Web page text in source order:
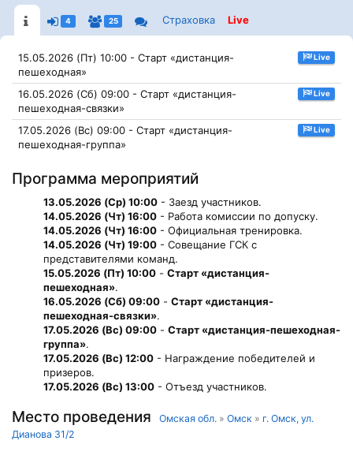
4 25 Страховка Live
15.05.2026 (Пт) 10:00 - Старт «дистанция-
пешеходная»
Live
16.05.2026 (Сб) 09:00 - Старт «дистанция-
пешеходная-связки»
Live
17.05.2026 (Вс) 09:00 - Старт «дистанция-
пешеходная-группа»
Live
Программа мероприятий
13.05.2026 (Ср) 10:00 - Заезд участников.
14.05.2026 (Чт) 16:00 - Работа комиссии по допуску.
14.05.2026 (Чт) 16:00 - Официальная тренировка.
14.05.2026 (Чт) 19:00 - Совещание ГСК с
представителями команд.
15.05.2026 (Пт) 10:00 - Старт «дистанция-
пешеходная».
16.05.2026 (Сб) 09:00 - Старт «дистанция-
пешеходная-связки».
17.05.2026 (Вс) 09:00 - Старт «дистанция-пешеходная-
группа».
17.05.2026 (Вс) 12:00 - Награждение победителей и
призеров.
17.05.2026 (Вс) 13:00 - Отъезд участников.
Место проведения Омская обл. » Омск » г. Омск, ул.
Дианова 31/2